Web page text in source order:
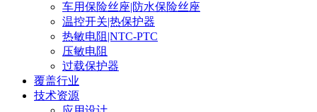
车用保险丝座|防水保险丝座
温控开关|热保护器
热敏电阻|NTC-PTC
压敏电阻
过载保护器
覆盖行业
技术资源